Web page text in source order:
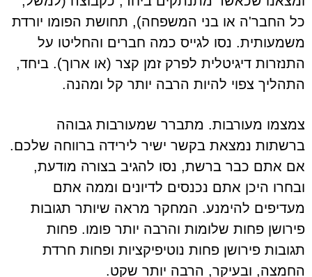
כל החבר'ה או בני המשפחה), תחושת הפומו יורדת
משמעותית. נסו לגייס כמה חברים והחליטו על
התנזרות דיגיטלית לפרק זמן קצר (או ארוך). ביחד,
התהליך צפוי להיות הרבה יותר קל ומהנה.
צמצמו מעורבות. מתברר שמעורבות גבוהה
ברשתות נמצאת בקשר ישיר לירידה ברווחה שלכם.
אם אתם כבר ברשת, נסו להגיב בצורה מודעת,
ובחרו היכן אתם נכנסים לדיונים וממה אתם
מעדיפים להימנע. המחקר מראה שיותר תגובות
פירושן פחות שלומות והרבה יותר פומו. פחות
תגובות פירושן פחות נוטיפיקציות ופחות חרדת
החמצה, ובעיקר, הרבה יותר שקט.